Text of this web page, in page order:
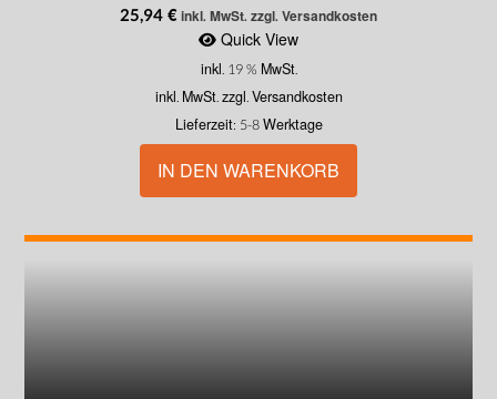
25,94€inkl. MwSt. zzgl. Versandkosten
Quick View
inkl. 19 % MwSt.
inkl. MwSt. zzgl. Versandkosten
Lieferzeit: 5-8 Werktage
IN DEN WARENKORB